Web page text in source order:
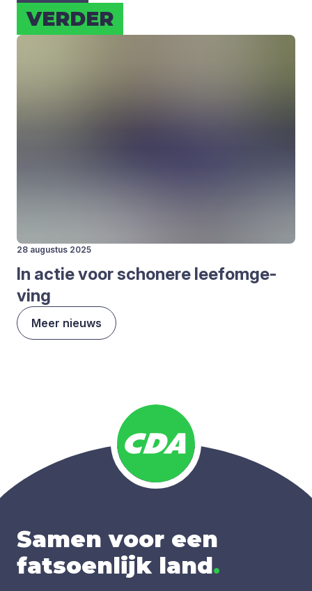
VER­DER
28 augustus 2025
In actie voor scho­ne­re leef­om­ge­
ving
Meer nieuws
Samen voor een
fatsoenlijk land.